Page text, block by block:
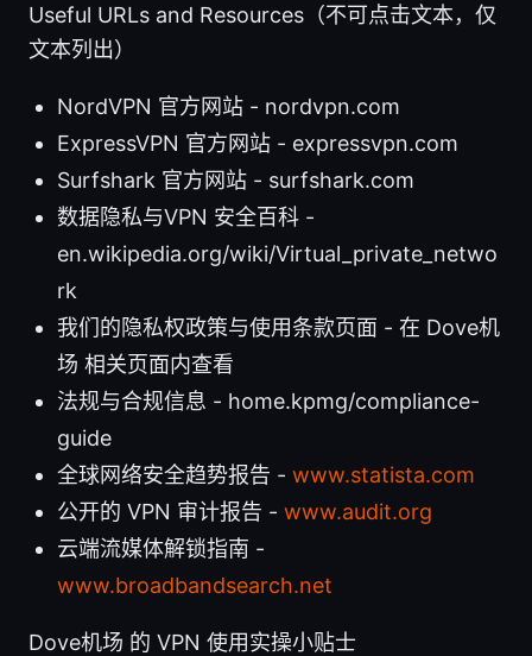
Useful URLs and Resources（不可点击文本，仅
文本列出）
NordVPN 官方网站 - nordvpn.com
ExpressVPN 官方网站 - expressvpn.com
Surfshark 官方网站 - surfshark.com
数据隐私与VPN 安全百科 -
en.wikipedia.org/wiki/Virtual_private_netwo
rk
我们的隐私权政策与使用条款页面 - 在 Dove机
场 相关页面内查看
法规与合规信息 - home.kpmg/compliance-
guide
全球网络安全趋势报告 - www.statista.com
公开的 VPN 审计报告 - www.audit.org
云端流媒体解锁指南 -
www.broadbandsearch.net
Dove机场 的 VPN 使用实操小贴士